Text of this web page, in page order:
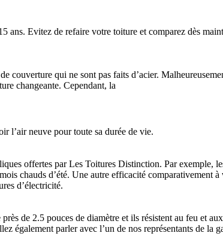
ans. Evitez de refaire votre toiture et comparez dès
qui ne sont pas faits d’acier.
changeante. Cependant, la
l’air neuve pour toute sa durée de vie.
offertes par Les Toitures Distinction. Par exemple,
chauds d’été. Une autre efficacité comparativement
d’électricité.
de 2.5 pouces de diamètre et ils résistent au feu et
également parler avec l’un de nos représentants de la